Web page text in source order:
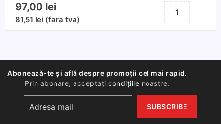
97,00 lei
81,51 lei (fara tva)
Cantitate
Spirala
(2007-
Abonează-te și află despre promoții cel mai rapid.
Prin abonare, acceptațicondițiile noastre.